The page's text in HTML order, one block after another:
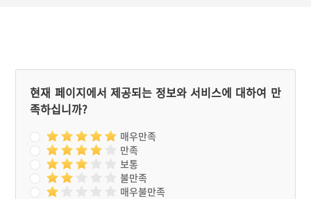
현재 페이지에서 제공되는 정보와 서비스에 대하여 만
족하십니까?
매우만족
만족
보통
불만족
매우불만족